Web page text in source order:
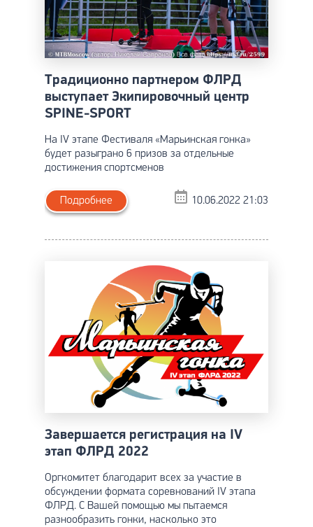
Традиционно партнером ФЛРД
выступает Экипировочный центр
SPINE-SPORT
На IV этапе Фестиваля «Марьинская гонка»
будет разыграно 6 призов за отдельные
достижения спортсменов
Подробнее 10.06.2022 21:03
Завершается регистрация на IV
этап ФЛРД 2022
Оргкомитет благодарит всех за участие в
обсуждении формата соревнований IV этапа
ФЛРД. С Вашей помощью мы пытаемся
разнообразить гонки, насколько это